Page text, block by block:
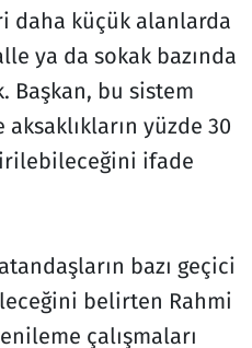
daha küçük alanlarda
ya da sokak bazında
Başkan, bu sistem
aksaklıkların yüzde 30
ifade
bazı geçici
belirten Rahmi
çalışmaları